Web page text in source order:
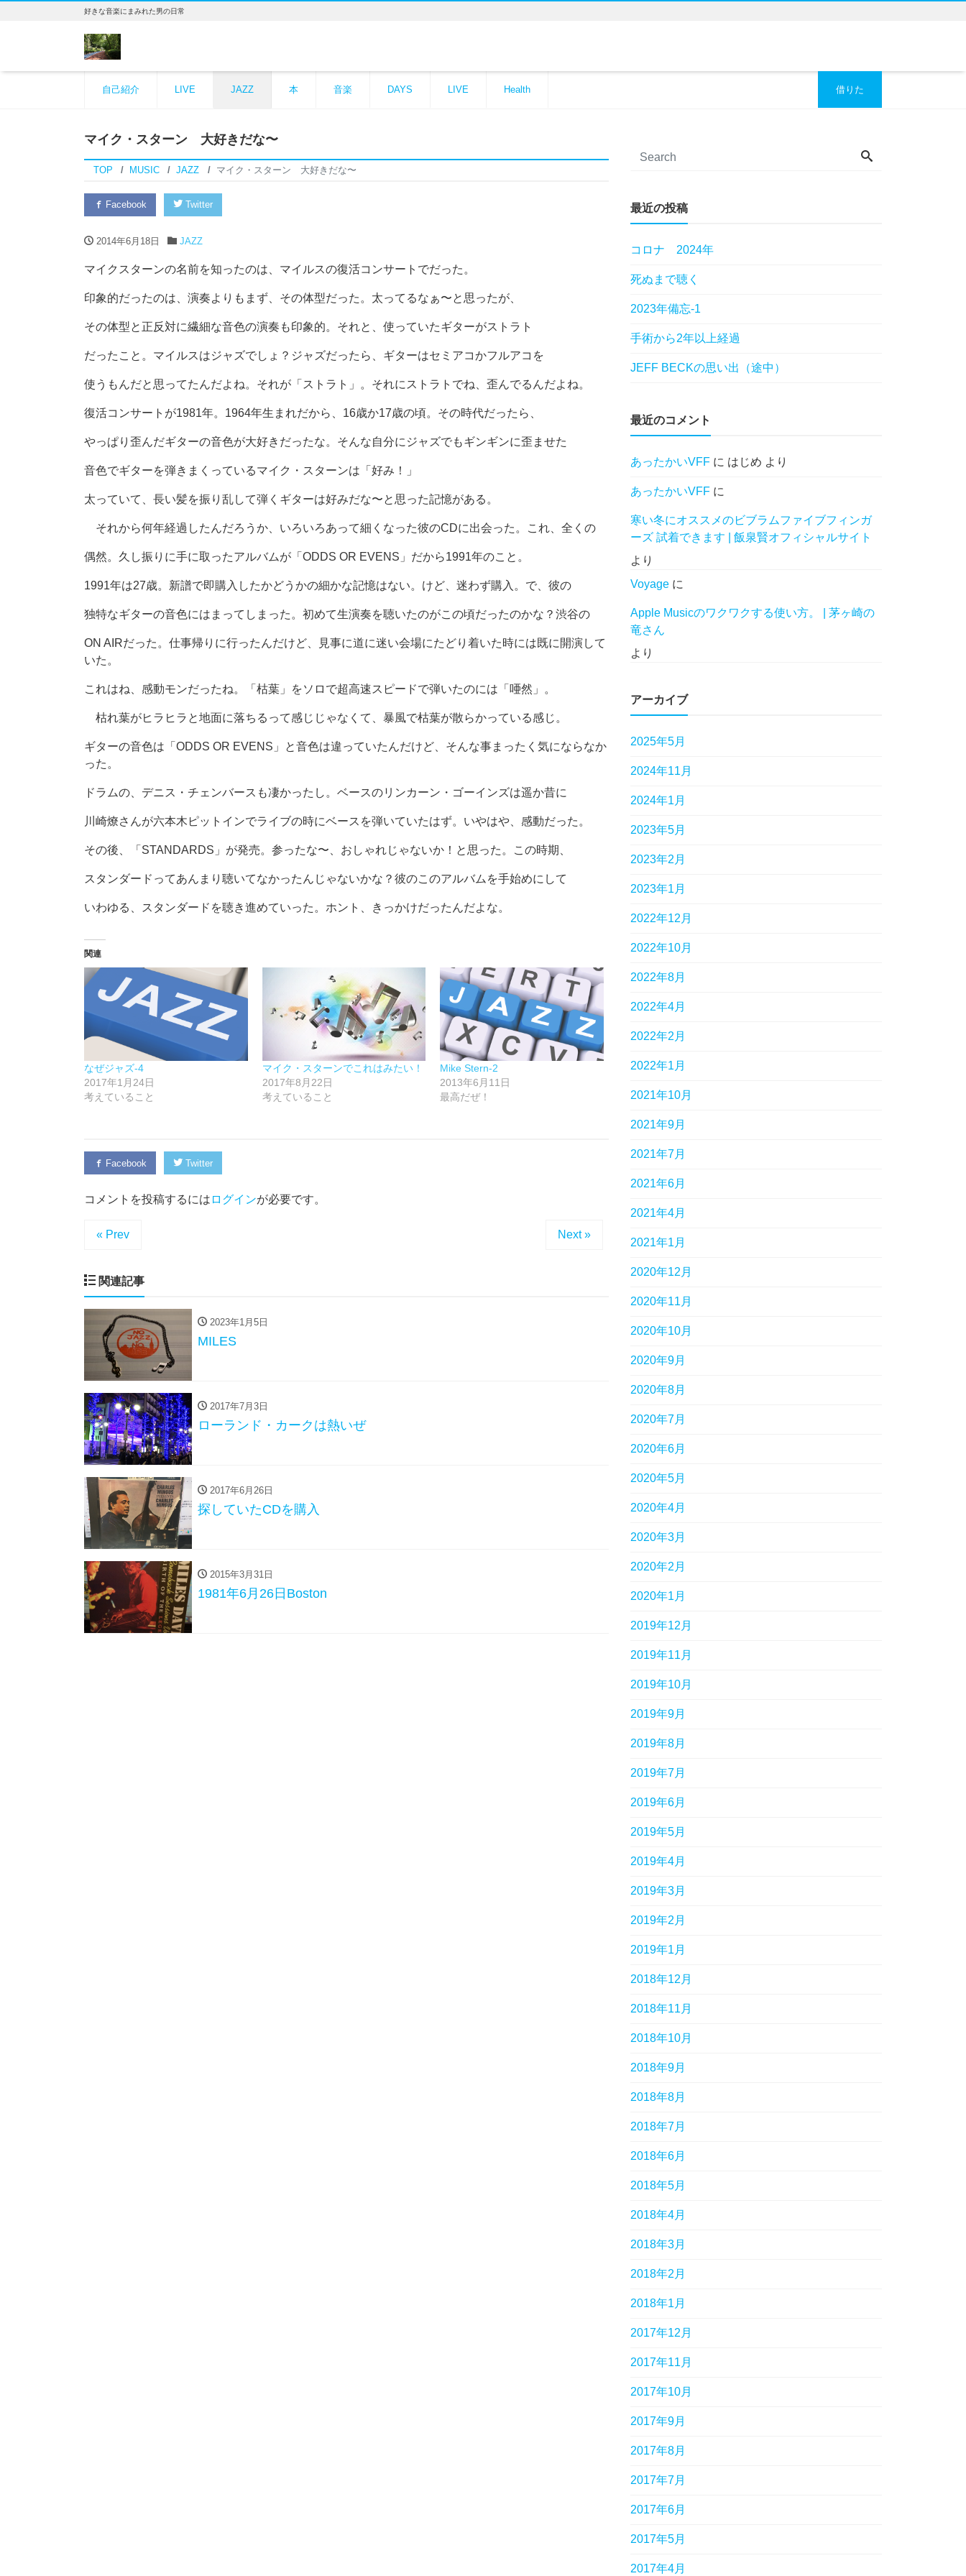
好きな音楽にまみれた男の日常
自己紹介 LIVE JAZZ 本 音楽 DAYS LIVE Health 借りた
マイク・スターン 大好きだな〜
TOP MUSIC JAZZ マイク・スターン 大好きだな〜
Facebook Twitter
2014年6月18日 JAZZ
マイクスターンの名前を知ったのは、マイルスの復活コンサートでだった。
印象的だったのは、演奏よりもまず、その体型だった。太ってるなぁ〜と思ったが、
その体型と正反対に繊細な音色の演奏も印象的。それと、使っていたギターがストラト
だったこと。マイルスはジャズでしょ？ジャズだったら、ギターはセミアコかフルアコを
使うもんだと思ってたんだよね。それが「ストラト」。それにストラトでね、歪んでるんだよね。
復活コンサートが1981年。1964年生まれだから、16歳か17歳の頃。その時代だったら、
やっぱり歪んだギターの音色が大好きだったな。そんな自分にジャズでもギンギンに歪ませた
音色でギターを弾きまくっているマイク・スターンは「好み！」
太っていて、長い髪を振り乱して弾くギターは好みだな〜と思った記憶がある。
それから何年経過したんだろうか、いろいろあって細くなった彼のCDに出会った。これ、全くの
偶然。久し振りに手に取ったアルバムが「ODDS OR EVENS」だから1991年のこと。
1991年は27歳。新譜で即購入したかどうかの細かな記憶はない。けど、迷わず購入。で、彼の
独特なギターの音色にはまってしまった。初めて生演奏を聴いたのがこの頃だったのかな？渋谷の
ON AIRだった。仕事帰りに行ったんだけど、見事に道に迷い会場にたどり着いた時には既に開演して
いた。
これはね、感動モンだったね。「枯葉」をソロで超高速スピードで弾いたのには「唖然」。
枯れ葉がヒラヒラと地面に落ちるって感じじゃなくて、暴風で枯葉が散らかっている感じ。
ギターの音色は「ODDS OR EVENS」と音色は違っていたんだけど、そんな事まったく気にならなか
った。
ドラムの、デニス・チェンバースも凄かったし。ベースのリンカーン・ゴーインズは遥か昔に
川崎燎さんが六本木ピットインでライブの時にベースを弾いていたはず。いやはや、感動だった。
その後、「STANDARDS」が発売。参ったな〜、おしゃれじゃないか！と思った。この時期、
スタンダードってあんまり聴いてなかったんじゃないかな？彼のこのアルバムを手始めにして
いわゆる、スタンダードを聴き進めていった。ホント、きっかけだったんだよな。
関連
なぜジャズ-4
2017年1月24日
考えていること
マイク・スターンでこれはみたい！
2017年8月22日
考えていること
Mike Stern-2
2013年6月11日
最高だぜ！
Facebook Twitter
コメントを投稿するには ログインが必要です。
« Prev Next »
関連記事
2023年1月5日
MILES
2017年7月3日
ローランド・カークは熱いぜ
2017年6月26日
探していたCDを購入
2015年3月31日
1981年6月26日Boston
最近の投稿
コロナ 2024年
死ぬまで聴く
2023年備忘-1
手術から2年以上経過
JEFF BECKの思い出（途中）
最近のコメント
あったかいVFF に はじめ より
あったかいVFF に
寒い冬にオススメのビブラムファイブフィンガ
ーズ 試着できます | 飯泉賢オフィシャルサイト
より
Voyage に
Apple Musicのワクワクする使い方。 | 茅ヶ崎の
竜さん
より
アーカイブ
2025年5月
2024年11月
2024年1月
2023年5月
2023年2月
2023年1月
2022年12月
2022年10月
2022年8月
2022年4月
2022年2月
2022年1月
2021年10月
2021年9月
2021年7月
2021年6月
2021年4月
2021年1月
2020年12月
2020年11月
2020年10月
2020年9月
2020年8月
2020年7月
2020年6月
2020年5月
2020年4月
2020年3月
2020年2月
2020年1月
2019年12月
2019年11月
2019年10月
2019年9月
2019年8月
2019年7月
2019年6月
2019年5月
2019年4月
2019年3月
2019年2月
2019年1月
2018年12月
2018年11月
2018年10月
2018年9月
2018年8月
2018年7月
2018年6月
2018年5月
2018年4月
2018年3月
2018年2月
2018年1月
2017年12月
2017年11月
2017年10月
2017年9月
2017年8月
2017年7月
2017年6月
2017年5月
2017年4月